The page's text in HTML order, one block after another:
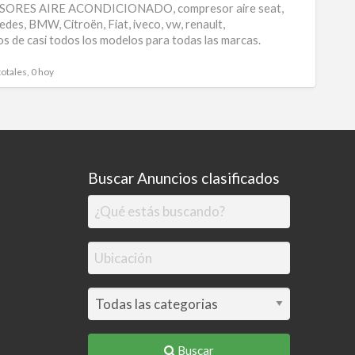
AIRE ACONDICIONADO, compresor aire seat,
BMW, Citroën, Fiat, iveco, vw, renault,
de casi todos los modelos para todas las marcas.
0 hoy
Buscar Anuncios clasificados
Buscar